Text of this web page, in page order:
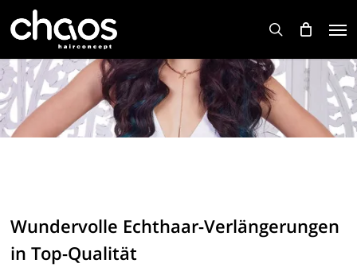
content
search
Wundervolle Echthaar-Verlängerungen
in Top-Qualität